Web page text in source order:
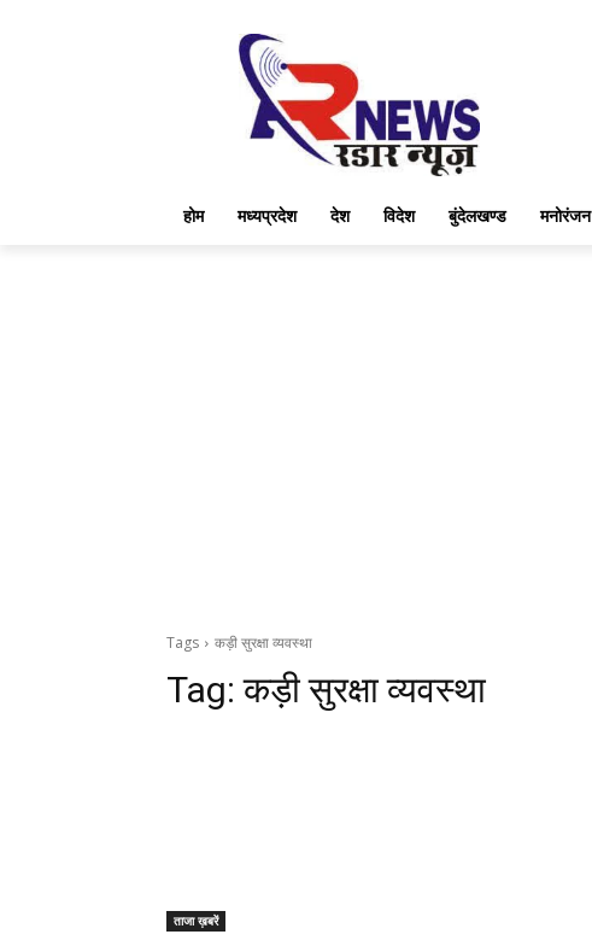
होम मध्यप्रदेश देश विदेश बुंदेलखण्ड मनोरंजन
Tags कड़ी सुरक्षा व्यवस्था
Tag:कड़ी सुरक्षा व्यवस्था
ताजा ख़बरें